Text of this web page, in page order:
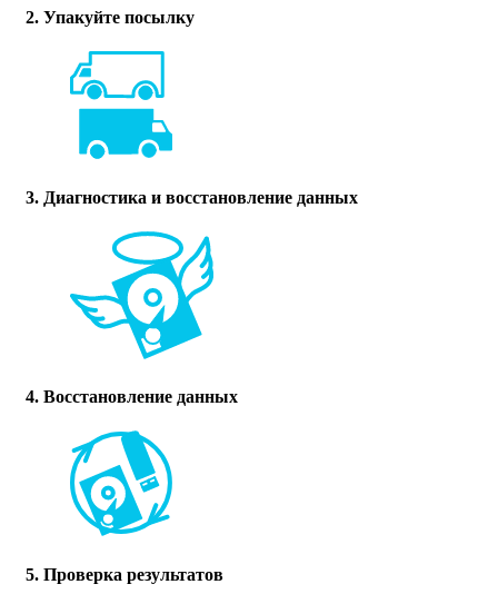
2. Упакуйте посылку
3. Диагностика и восстановление данных
4. Восстановление данных
5. Проверка результатов